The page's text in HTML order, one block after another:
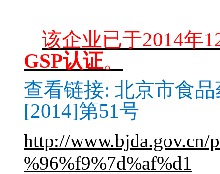
该企业已于2014年
GSP认证。
查看链接: 北京市食
[2014]第51号
http://www.bjda.gov.cn/
%96%f9%7d%af%d1